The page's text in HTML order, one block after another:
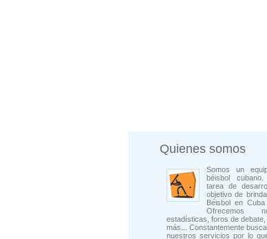
Quienes somos
Somos un
béisbol
tarea de
objetivo de
Béisbol en
Ofrecemos
estadísticas, foros de
más... Constantemente
nuestros servicios por lo